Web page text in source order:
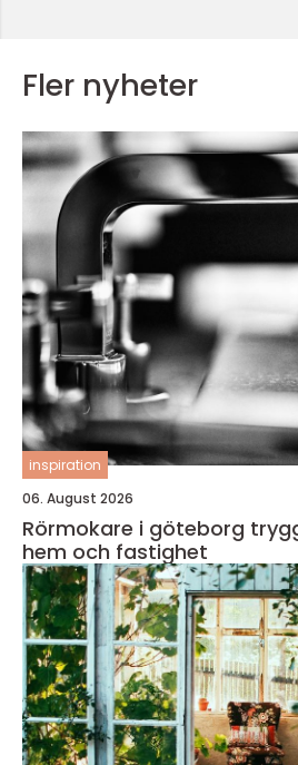
Fler nyheter
inspiration
06. August 2026
Rörmokare i göteborg trygg vvs-hjälp för
hem och fastighet